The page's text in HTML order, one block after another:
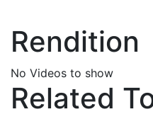
Rendition
No Videos to show
Related